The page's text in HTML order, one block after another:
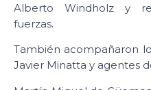
Alberto Windholz y
fuerzas.
También acompañaron
Javier Minatta y agentes